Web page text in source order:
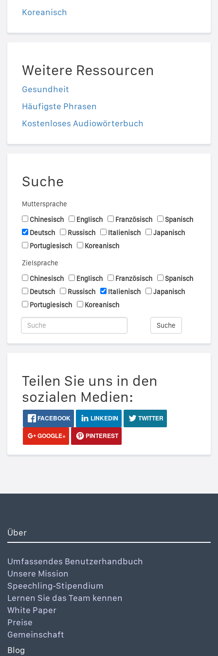
Koreanisch
Weitere Ressourcen
Gesundheit
Häufigste Phrasen
Kostenloses Audiowörterbuch
Suche
Muttersprache
Chinesisch
Englisch Französisch
Spanisch
Deutsch
Russisch Italienisch
Japanisch
Portugiesisch
Koreanisch
Zielsprache
Chinesisch
Englisch Französisch
Spanisch
Deutsch
Russisch Italienisch
Japanisch
Portugiesisch
Koreanisch
Suche
Teilen Sie uns in den
sozialen Medien:
FACEBOOK LINKEDIN
TWITTER
GOOGLE+
PINTEREST
Über
Umfassendes Benutzerhandbuch
Unsere Mission
Speechling-Stipendium
Lernen Sie das Team kennen
White Paper
Preise
Gemeinschaft
Blog